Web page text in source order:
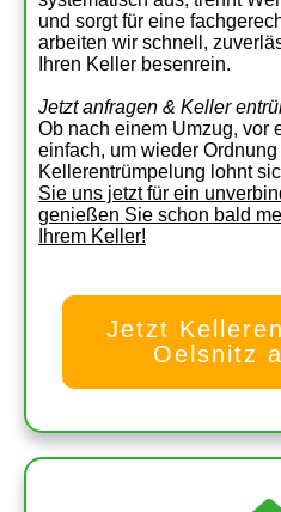
und sorgt für eine
arbeiten wir schnell,
Ihren Keller besenrein.
Jetzt anfragen & Keller
Ob nach einem Umzug, vor
einfach, um wieder
Kellerentrümpelung lohnt
Sie uns jetzt für ein
genießen Sie schon bald
Ihrem Keller!
Jetzt
Oelsnitz